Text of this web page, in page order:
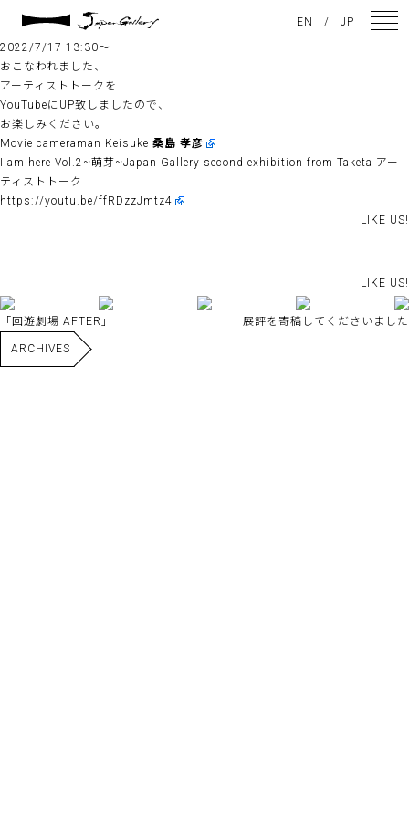
2022/7/17 アーティストトーク
2022/7/17 13:30〜
おこなわれました、
アーティストトークを
YouTubeにUP致しましたので、
お楽しみください。
Movie cameraman Keisuke 桑島 孝彦
I am here Vol.2~萌芽~Japan Gallery second exhibition from Taketa アー
ティストトーク
https://youtu.be/ffRDzzJmtz4
LIKE US!
LIKE US!
「回遊劇場 AFTER」 展評を寄稿してくださいました
ARCHIVES
EN / JP
NEWS
ARTISTS
GALLERY
INSPIRATION